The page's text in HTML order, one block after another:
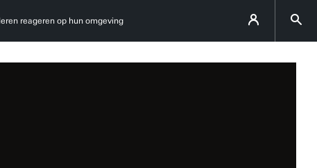
reageren op hun omgeving